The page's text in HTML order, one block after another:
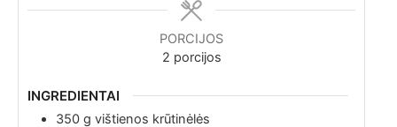
PORCIJOS
2 porcijos
INGREDIENTAI
350 g vištienos krūtinėlės